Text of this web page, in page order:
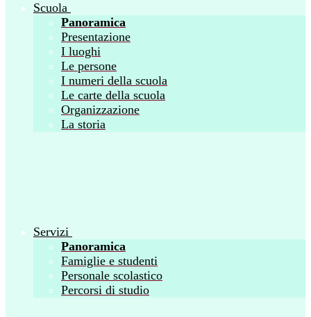
Scuola
Panoramica
Presentazione
I luoghi
Le persone
I numeri della scuola
Le carte della scuola
Organizzazione
La storia
Servizi
Panoramica
Famiglie e studenti
Personale scolastico
Percorsi di studio